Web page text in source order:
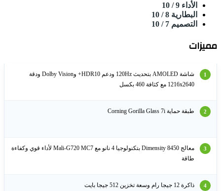
الأداء 9
/ 10
البطارية 8
/ 10
التصميم 7
/ 10
شاشة AMOLED بتحديث 120Hz ودعم HDR10+ وDolby Vision ودقة
1216x2640 مع كثافة 460 بكسل
طبقة حماية Corning Gorilla Glass 7i
معالج Dimensity 8450 بتكنولوجيا 4 نانو مع Mali-G720 MC7 لأداء قوي وكفاءة
طاقة
ذاكرة 12 جيجا رام وسعة تخزين 512 جيجا بايت